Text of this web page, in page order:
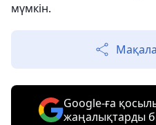
мүмкін.
Google-ға
жаңалықтарды